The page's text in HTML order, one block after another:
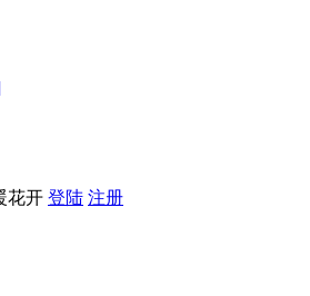
花开 登陆 注册